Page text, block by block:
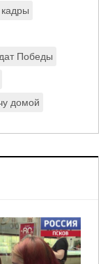
Победы
домой